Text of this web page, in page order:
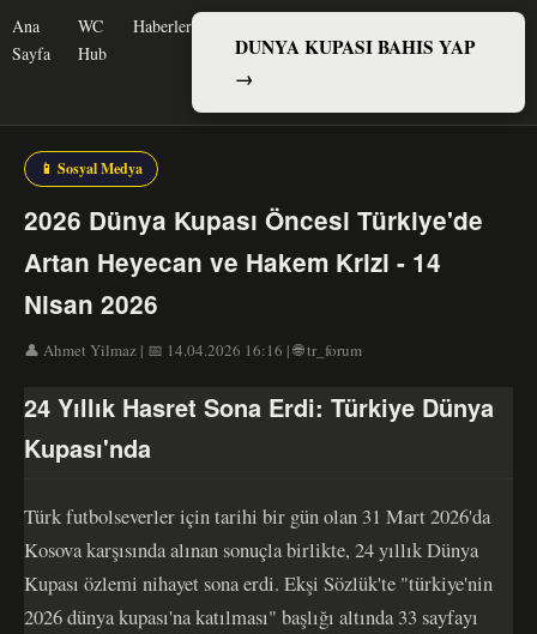
Ana
Sayfa
WC
Hub
Haberler
DUNYA KUPASI BAHIS YAP
→
📱 Sosyal Medya
2026 Dünya Kupası Öncesi Türkiye'de
Artan Heyecan ve Hakem Krizi - 14
Nisan 2026
👤 Ahmet Yilmaz | 📅 14.04.2026 16:16 | 🌐 tr_forum
24 Yıllık Hasret Sona Erdi: Türkiye Dünya
Kupası'nda
Türk futbolseverler için tarihi bir gün olan 31 Mart 2026'da
Kosova karşısında alınan sonuçla birlikte, 24 yıllık Dünya
Kupası özlemi nihayet sona erdi. Ekşi Sözlük'te "türkiye'nin
2026 dünya kupası'na katılması" başlığı altında 33 sayfayı